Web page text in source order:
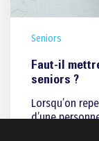
Seniors
Faut-il
seniors ?
Lorsqu’on
d’une